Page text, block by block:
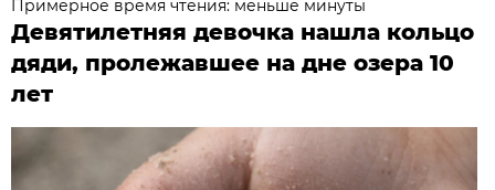
Примерное время чтения: меньше минуты
Девятилетняя девочка нашла кольцо
дяди, пролежавшее на дне озера 10
лет